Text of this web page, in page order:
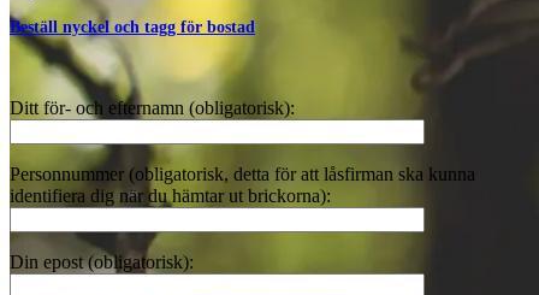
Beställ nyckel och tagg för bostad
Ditt för- och efternamn (obligatorisk):
Personnummer (obligatorisk, detta för att låsfirman ska kunna
identifiera dig när du hämtar ut brickorna):
Din epost (obligatorisk):